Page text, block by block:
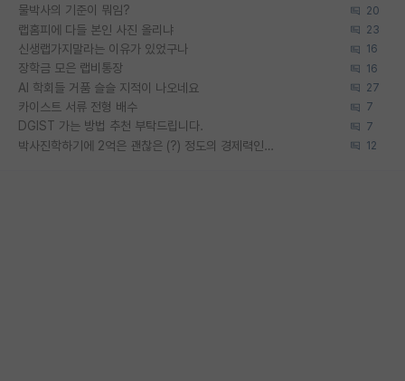
물박사의 기준이 뭐임? 20
랩홈피에 다들 본인 사진 올리냐 23
신생랩가지말라는 이유가 있었구나 16
장학금 모은 랩비통장 16
AI 학회들 거품 슬슬 지적이 나오네요 27
카이스트 서류 전형 배수 7
DGIST 가는 방법 추천 부탁드립니다. 7
박사진학하기에 2억은 괜찮은 (?) 정도의 경제력인가요 12